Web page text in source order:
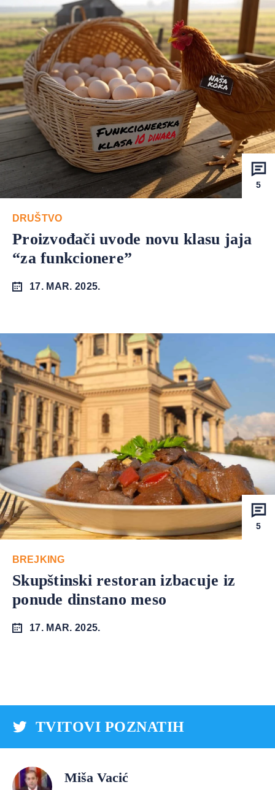
5
DRUŠTVO
Proizvođači uvode novu klasu jaja
“za funkcionere”
17. MAR. 2025.
5
BREJKING
Skupštinski restoran izbacuje iz
ponude dinstano meso
17. MAR. 2025.
TVITOVI POZNATIH
Miša Vacić